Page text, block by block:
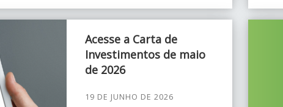
Acesse a Carta de
Investimentos de maio
de 2026
19 DE JUNHO DE 2026